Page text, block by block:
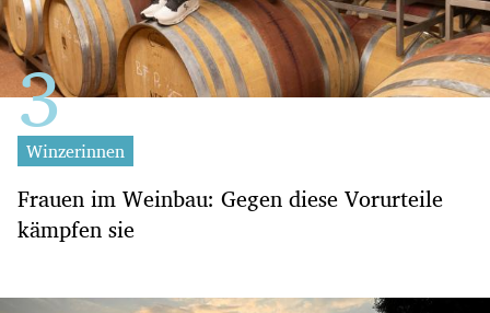
Winzerinnen
Frauen im Weinbau: Gegen diese Vorurteile
kämpfen sie